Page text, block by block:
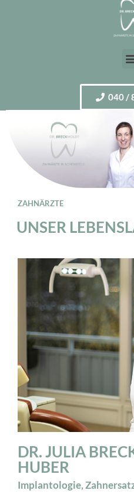
040 /
ZAHNÄRZTE
UNSER
DR. JULIA
HUBER
Implantologie,